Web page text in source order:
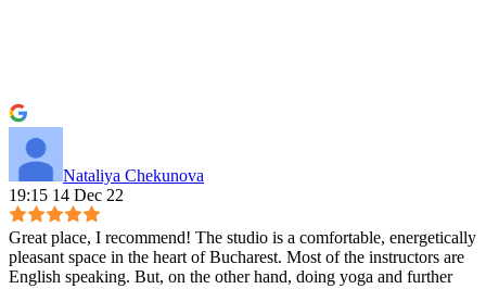
Nataliya Chekunova
19:15 14 Dec 22
Great place, I recommend! The studio is a comfortable, energetically
pleasant space in the heart of Bucharest. Most of the instructors are
English speaking. But, on the other hand, doing yoga and further